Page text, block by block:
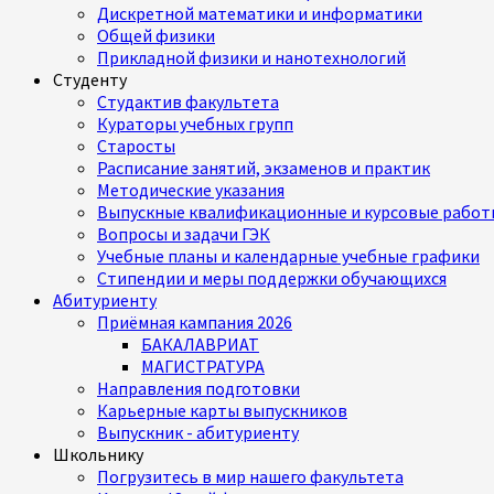
Дискретной математики и информатики
Общей физики
Прикладной физики и нанотехнологий
Студенту
Студактив факультета
Кураторы учебных групп
Старосты
Расписание занятий, экзаменов и практик
Методические указания
Выпускные квалификационные и курсовые
Вопросы и задачи ГЭК
Учебные планы и календарные учебные графики
Стипендии и меры поддержки обучающихся
Абитуриенту
Приёмная кампания 2026
БАКАЛАВРИАТ
МАГИСТРАТУРА
Направления подготовки
Карьерные карты выпускников
Выпускник - абитуриенту
Школьнику
Погрузитесь в мир нашего факультета